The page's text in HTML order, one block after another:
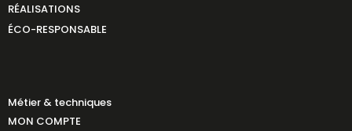
RÉALISATIONS
ÉCO-RESPONSABLE
Métier & techniques
MON COMPTE